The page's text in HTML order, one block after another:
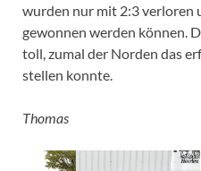
wurden nur mit 2:3 verloren
gewonnen werden können.
toll, zumal der Norden das
stellen konnte.
Thomas